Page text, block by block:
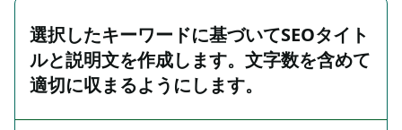
選択したキーワードに基づいてSEOタイト
ルと説明文を作成します。文字数を含めて
適切に収まるようにします。